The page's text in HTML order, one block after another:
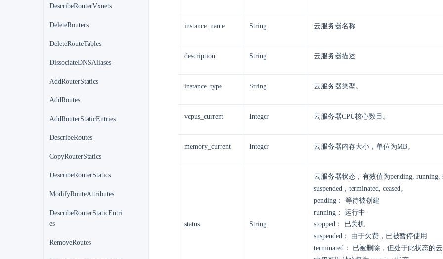
DescribeRouterVxnets
DeleteRouters
DeleteRouteTables
DissociateDNSAliases
AddRouterStatics
AddRoutes
AddRouterStaticEntries
DescribeRoutes
CopyRouterStatics
DescribeRouterStatics
ModifyRouteAttributes
DescribeRouterStaticEntri
es
RemoveRoutes
instance_name String 云服务器名称
description String 云服务器描述
instance_type String 云服务器类型。
vcpus_current Integer 云服务器CPU核心数目。
memory_current Integer 云服务器内存大小，单位为MB。
status String
云服务器状态，有效值为pending, running,
suspended，terminated, ceased。
pending： 等待被创建
running： 运行中
stopped： 已关机
suspended： 由于欠费，已被暂停使用
terminated： 已被删除，但处于此状态的